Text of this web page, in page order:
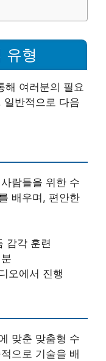
유형
해 여러분의 필요
일반적으로 다음
람들을 위한 수
배우며, 편안한
감각 훈련
오에서 진행
맞춘 맞춤형 수
으로 기술을 배